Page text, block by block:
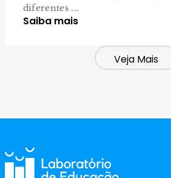
diferentes ...
Saiba mais
Veja Mais